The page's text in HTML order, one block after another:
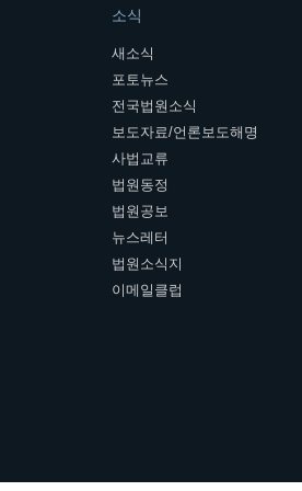
소식
새소식
포토뉴스
전국법원소식
보도자료/언론보도해명
사법교류
법원동정
법원공보
뉴스레터
법원소식지
이메일클럽